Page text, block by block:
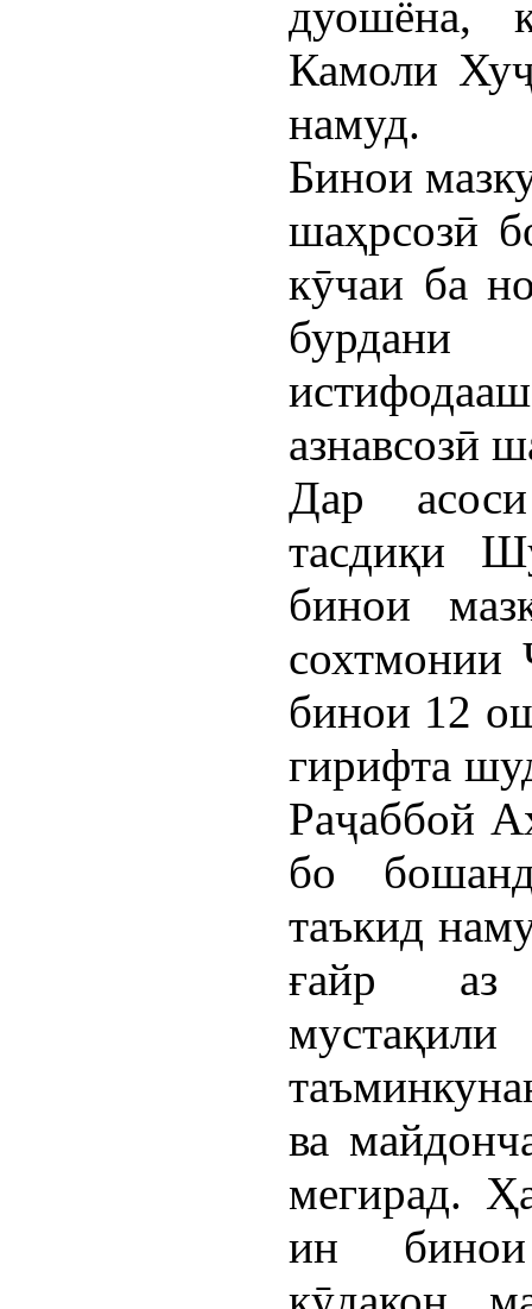
дуошёна,
Камоли
намуд.
Бинои
шаҳрсозӣ
кӯчаи ба
азнавсозӣ
Дар
тасдиқи
бинои
бинои 12
гирифта
Раҷаббой
бо
таъкид
ғайр аз
ва
мегирад.
ин бинои